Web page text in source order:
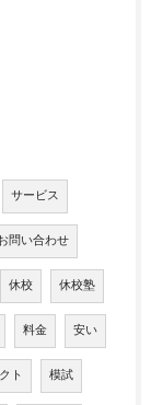
サービス
問い合わせ
休校 休校塾
料金 安い
ト 模試